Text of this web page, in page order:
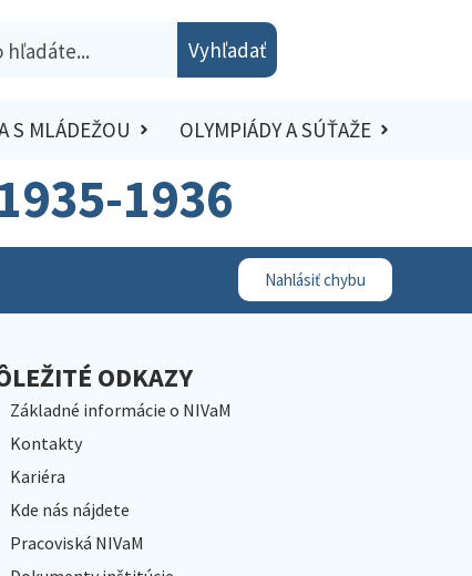
Vyhľadať
S MLÁDEŽOU OLYMPIÁDY A SÚŤAŽE
1936
Nahlásiť chybu
ODKAZY
Základné informácie o NIVaM
Kontakty
Kariéra
Kde nás nájdete
Pracoviská NIVaM